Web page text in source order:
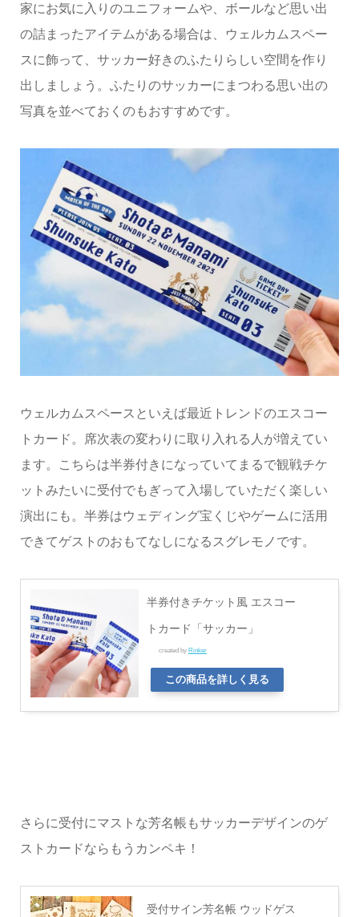
家にお気に入りのユニフォームや、ボールなど思い出
の詰まったアイテムがある場合は、ウェルカムスペー
スに飾って、サッカー好きのふたりらしい空間を作り
出しましょう。ふたりのサッカーにまつわる思い出の
写真を並べておくのもおすすめです。
ウェルカムスペースといえば最近トレンドのエスコー
トカード。席次表の変わりに取り入れる人が増えてい
ます。こちらは半券付きになっていてまるで観戦チケ
ットみたいに受付でもぎって入場していただく楽しい
演出にも。半券はウェディング宝くじやゲームに活用
できてゲストのおもてなしになるスグレモノです。
半券付きチケット風 エスコー
トカード「サッカー」
created by Rinker
この商品を詳しく見る
さらに受付にマストな芳名帳もサッカーデザインのゲ
ストカードならもうカンペキ！
受付サイン芳名帳 ウッドゲス